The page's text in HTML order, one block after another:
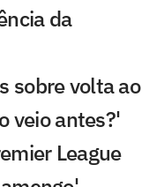
da
sobre volta ao
veio antes?'
League